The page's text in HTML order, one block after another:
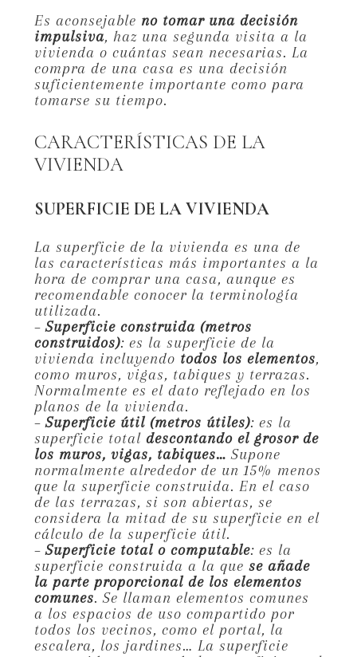
Es aconsejable no tomar una decisión
impulsiva, haz una segunda visita a la
vivienda o cuántas sean necesarias. La
compra de una casa es una decisión
suficientemente importante como para
tomarse su tiempo.
CARACTERÍSTICAS DE LA
VIVIENDA
SUPERFICIE DE LA VIVIENDA
La superficie de la vivienda es una de
las características más importantes a la
hora de comprar una casa, aunque es
recomendable conocer la terminología
utilizada.
–Superficie construida (metros
construidos): es la superficie de la
vivienda incluyendo todos los elementos,
como muros, vigas, tabiques y terrazas.
Normalmente es el dato reflejado en los
planos de la vivienda.
–Superficie útil (metros útiles): es la
superficie totaldescontando el grosor de
los muros, vigas, tabiques…Supone
normalmente alrededor de un 15% menos
que la superficie construida. En el caso
de las terrazas, si son abiertas, se
considera la mitad de su superficie en el
cálculo de la superficie útil.
–Superficie total o computable: es la
superficie construida a la que se añade
la parte proporcional de los elementos
comunes. Se llaman elementos comunes
a los espacios de uso compartido por
todos los vecinos, como el portal, la
escalera, los jardines… La superficie